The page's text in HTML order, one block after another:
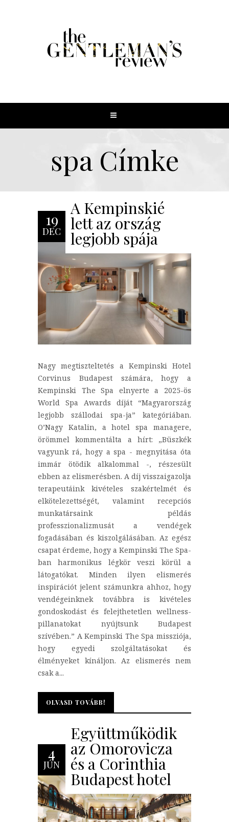
spa Címke
19
DEC
A Kempinskié
lett az ország
legjobb spája
Nagy megtiszteltetés a Kempinski Hotel
Corvinus Budapest számára, hogy a
Kempinski The Spa elnyerte a 2025-ös
World Spa Awards díját “Magyarország
legjobb szállodai spa-ja” kategóriában.
O’Nagy Katalin, a hotel spa managere,
örömmel kommentálta a hírt: „Büszkék
vagyunk rá, hogy a spa - megnyitása óta
immár ötödik alkalommal -, részesült
ebben az elismerésben. A díj visszaigazolja
terapeutáink kivételes szakértelmét és
elkötelezettségét, valamint recepciós
munkatársaink példás
professzionalizmusát a vendégek
fogadásában és kiszolgálásában. Az egész
csapat érdeme, hogy a Kempinski The Spa-
ban harmonikus légkör veszi körül a
látogatókat. Minden ilyen elismerés
inspirációt jelent számunkra ahhoz, hogy
vendégeinknek továbbra is kivételes
gondoskodást és felejthetetlen wellness-
pillanatokat nyújtsunk Budapest
szívében.” A Kempinski The Spa missziója,
hogy egyedi szolgáltatásokat és
élményeket kínáljon. Az elismerés nem
csak a...
OLVASD TOVÁBB!
OLVASD TOVÁBB!
4
JÚN
Együttműködik
az Omorovicza
és a Corinthia
Budapest hotel